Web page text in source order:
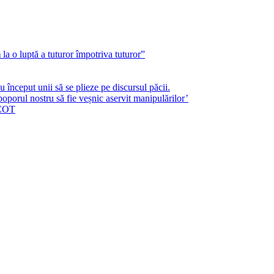
o luptă a tuturor împotriva tuturor”
unii să se plieze pe discursul păcii.
nostru să fie veșnic aservit manipulărilor’